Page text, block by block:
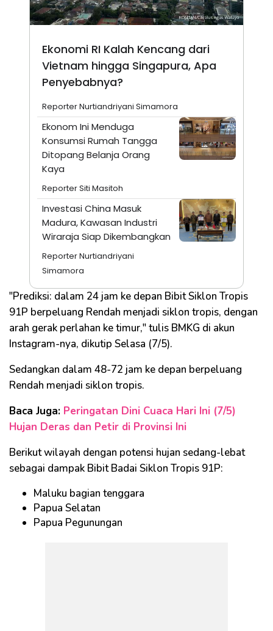
Ekonomi RI Kalah Kencang dari
Vietnam hingga Singapura, Apa
Penyebabnya?
Reporter Nurtiandriyani Simamora
Ekonom Ini Menduga
Konsumsi Rumah Tangga
Ditopang Belanja Orang
Kaya
Reporter Siti Masitoh
Investasi China Masuk
Madura, Kawasan Industri
Wiraraja Siap Dikembangkan
Reporter Nurtiandriyani
Simamora
"Prediksi: dalam 24 jam ke depan Bibit Siklon Tropis
91P berpeluang Rendah menjadi siklon tropis, dengan
arah gerak perlahan ke timur," tulis BMKG di akun
Instagram-nya, dikutip Selasa (7/5).
Sedangkan dalam 48-72 jam ke depan berpeluang
Rendah menjadi siklon tropis.
Baca Juga: Peringatan Dini Cuaca Hari Ini (7/5)
Hujan Deras dan Petir di Provinsi Ini
Berikut wilayah dengan potensi hujan sedang-lebat
sebagai dampak Bibit Badai Siklon Tropis 91P:
Maluku bagian tenggara
Papua Selatan
Papua Pegunungan